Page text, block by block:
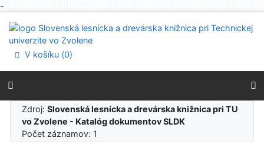
-
Prejsť na menu
Prehlásenie o webovej prístupnosti
V košíku (0)
Zdroj:Slovenská lesnícka a drevárska knižnica pri TU
vo Zvolene - Katalóg dokumentov SLDK
Počet záznamov: 1